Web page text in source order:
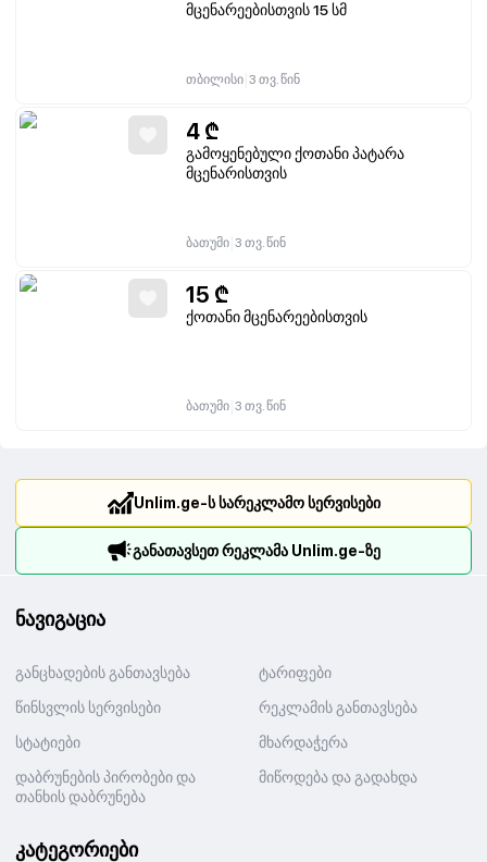
მცენარეებისთვის 15 სმ
თბილისი 3 თვ. წინ
4 ₾
გამოყენებული ქოთანი პატარა
მცენარისთვის
ბათუმი 3 თვ. წინ
15 ₾
ქოთანი მცენარეებისთვის
ბათუმი 3 თვ. წინ
Unlim.ge-ს სარეკლამო სერვისები
განათავსეთ რეკლამა Unlim.ge-ზე
ნავიგაცია
განცხადების განთავსება
ტარიფები
წინსვლის სერვისები
რეკლამის განთავსება
სტატიები
მხარდაჭერა
დაბრუნების პირობები და
თანხის დაბრუნება
მიწოდება და გადახდა
კატეგორიები